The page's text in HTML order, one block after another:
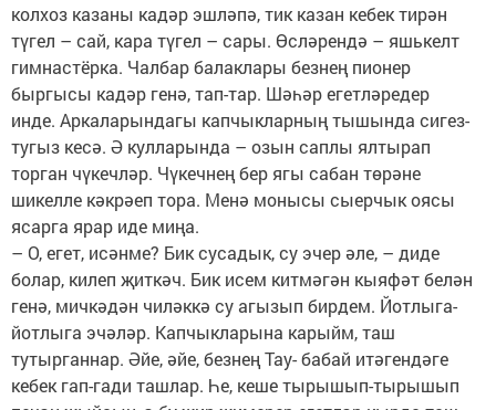
колхоз казаны кадәр эшләпә, тик казан кебек тирән
түгел – сай, кара түгел – сары. Өсләрендә – яшькелт
гимнастёрка. Чалбар балаклары безнең пионер
быргысы кадәр генә, тап-тар. Шәһәр егетләредер
инде. Аркаларындагы капчыкларның тышында сигез-
тугыз кесә. Ә кулларында – озын саплы ялтырап
торган чүкечләр. Чүкечнең бер ягы сабан төрәне
шикелле кәкрәеп тора. Менә монысы сыерчык оясы
ясарга ярар иде миңа.
– О, егет, исәнме? Бик сусадык, су эчер әле, – диде
болар, килеп җиткәч. Бик исем китмәгән кыяфәт белән
генә, мичкәдән чиләккә су агызып бирдем. Йотлыга-
йотлыга эчәләр. Капчыкларына карыйм, таш
тутырганнар. Әйе, әйе, безнең Тау- бабай итәгендәге
кебек гап-гади ташлар. Һе, кеше тырышып-тырышып